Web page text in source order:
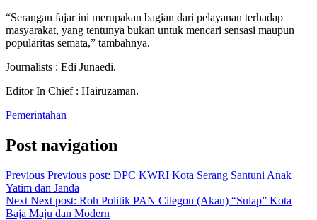
“Serangan fajar ini merupakan bagian dari pelayanan terhadap
masyarakat, yang tentunya bukan untuk mencari sensasi maupun
popularitas semata,” tambahnya.
Journalists : Edi Junaedi.
Editor In Chief : Hairuzaman.
Pemerintahan
Post navigation
Previous Previous post: DPC KWRI Kota Serang Santuni Anak
Yatim dan Janda
Next Next post: Roh Politik PAN Cilegon (Akan) “Sulap” Kota
Baja Maju dan Modern